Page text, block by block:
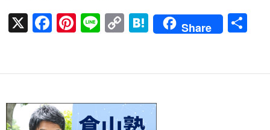
X
F
b
o
o
Pi
es
t
Li
C
y
Li
n
H
n
a
Share